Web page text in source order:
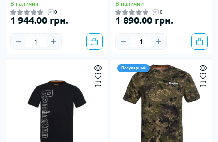
В наличии
0
1 944.00 грн.
В наличии
0
1 890.00 грн.
Популярный